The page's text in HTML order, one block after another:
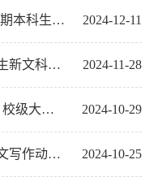
2024-12-11
选课通知
2024-11-28
1项，优胜奖7项
2024-10-29
获批立项
2024-10-25
辅导大会